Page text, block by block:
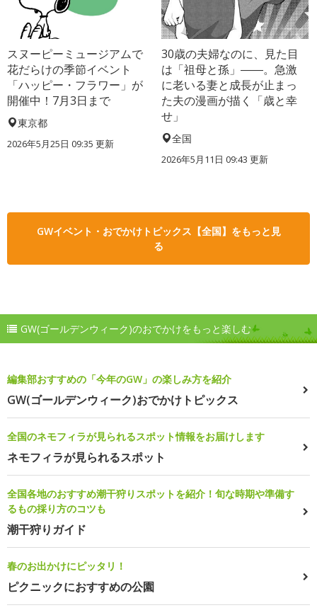
スヌーピーミュージアムで
花だらけの季節イベント
「ハッピー・フラワー」が
開催中！7月3日まで
東京都
2026年5月25日 09:35 更新
30歳の夫婦なのに、見た目
は「祖母と孫」――。急激
に老いる妻と成長が止まっ
た夫の漫画が描く「歳と幸
せ」
全国
2026年5月11日 09:43 更新
GWイベント・おでかけトピックス【全国】をもっと見
る
GW(ゴールデンウィーク)のおでかけをもっと楽しむ
編集部おすすめの「今年のGW」の楽しみ方を紹介
GW(ゴールデンウィーク)おでかけトピックス
全国のネモフィラが見られるスポット情報をお届けします
ネモフィラが見られるスポット
全国各地のおすすめ潮干狩りスポットを紹介！旬な時期や準備す
るもの採り方のコツも
潮干狩りガイド
春のお出かけにピッタリ！
ピクニックにおすすめの公園